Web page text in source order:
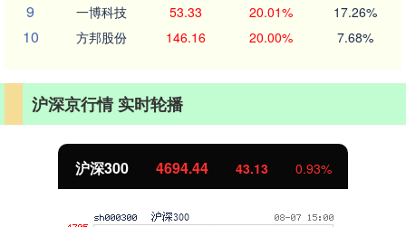
9 一博科技 53.33 20.01% 17.26%
10 方邦股份 146.16 20.00% 7.68%
沪深京行情 实时轮播
沪深300 4694.44 43.13 0.93%